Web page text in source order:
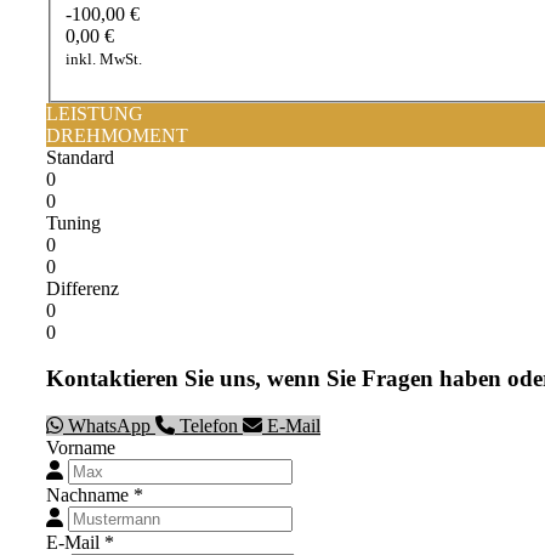
-100,00 €
0,00 €
inkl. MwSt.
LEISTUNG
DREHMOMENT
Standard
0
0
Tuning
0
0
Differenz
0
0
Kontaktieren Sie uns, wenn Sie Fragen haben
WhatsApp Telefon
E-Mail
Vorname
Nachname *
E-Mail *